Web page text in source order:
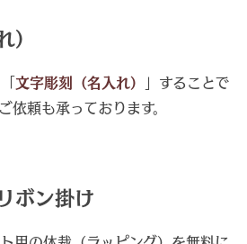
）
文字彫刻（名入れ）
」することで
依頼も承っております。
ボン掛け